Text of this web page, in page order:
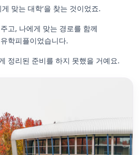
맞는 대학’을 찾는 것이었죠.
고, 나에게 맞는 경로를 함께
학피플이었습니다.
정리된 준비를 하지 못했을 거예요.